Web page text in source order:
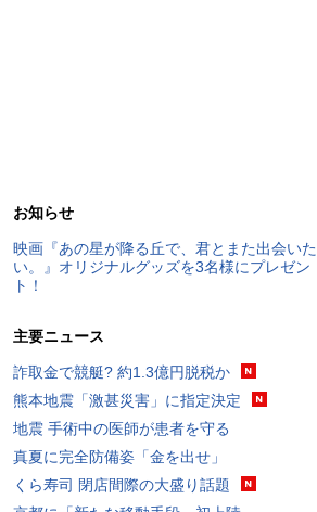
お知らせ
映画『あの星が降る丘で、君とまた出会いた
い。』オリジナルグッズを3名様にプレゼン
ト！
主要ニュース
詐取金で競艇? 約1.3億円脱税か
熊本地震「激甚災害」に指定決定
地震 手術中の医師が患者を守る
真夏に完全防備姿「金を出せ」
くら寿司 閉店間際の大盛り話題